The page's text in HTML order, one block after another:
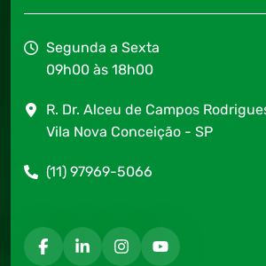
Segunda a Sexta
09h00 às 18h00
R. Dr. Alceu de Campos
Vila Nova Conceição - SP
(11) 97969-5066